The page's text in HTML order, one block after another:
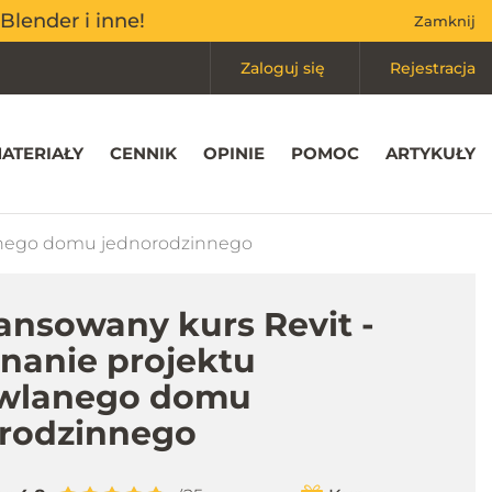
Zamknij
i inne! Zamknij
i inne!
Mój koszyk
Zaloguj się Rejestracja
CENNIK OPINIE POMOC ARTYKUŁY
domu jednorodzinnego
kurs Revit -
projektu
domu